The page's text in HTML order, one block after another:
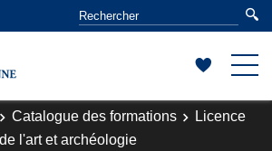
Catalogue des formations
Licence
l'art et archéologie